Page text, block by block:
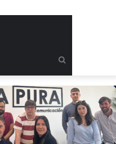
por